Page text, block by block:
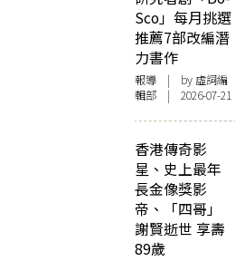
Sco」每月挑選
推薦7部改編潛
力書作
報導 | by 虛詞編
輯部 | 2026-07-21
香港傳奇影
星、史上最年
長金像獎影
帝、「四哥」
謝賢逝世 享壽
89歲